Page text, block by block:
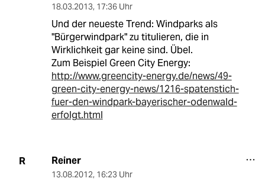
18.03.2013, 17:36 Uhr
Und der neueste Trend: Windparks als
"Bürgerwindpark" zu titulieren, die in
Wirklichkeit gar keine sind. Übel.
Zum Beispiel Green City Energy:
http://www.greencity-energy.de/news/49-
green-city-energy-news/1216-spatenstich-
fuer-den-windpark-bayerischer-odenwald-
erfolgt.html
R Reiner
13.08.2012, 16:23 Uhr